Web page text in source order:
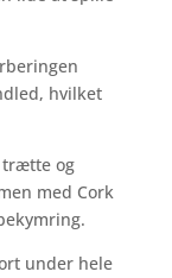
hvilket
trætte og
med Cork
under hele